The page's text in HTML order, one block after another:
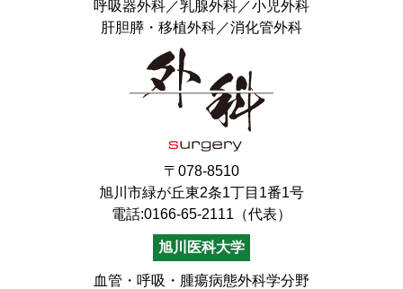
呼吸器外科／乳腺外科／小児外科
肝胆膵・移植外科／消化管外科
〒078-8510
旭川市緑が丘東2条1丁目1番1号
電話:0166-65-2111（代表）
旭川医科大学
血管・呼吸・腫瘍病態外科学分野